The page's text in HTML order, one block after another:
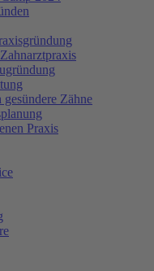
Zähne
Praxis